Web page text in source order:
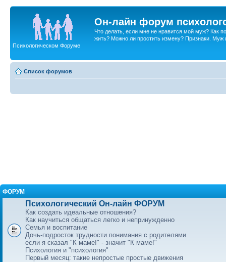
Он-лайн форум
Что делать, если мне не нравится мой муж? Как
жить? Можно ли простить измену? Признаки. Муж
Психологическом Форуме
Список форумов
ФОРУМ
Психологический Он-лайн ФОРУМ
Как создать идеальные отношения?
Как научиться общаться легко и непринужденно
Семья и воспитание
Дочь-подросток трудности понимания с родителями
если я сказал "К маме!" - значит "К маме!"
Психология и "психология"
Первый месяц: такие непростые простые движения